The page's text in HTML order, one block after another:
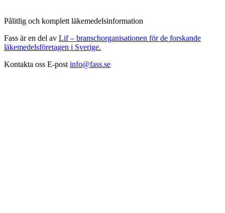
Pålitlig och komplett läkemedelsinformation
Fass är en del av Lif – branschorganisationen för de forskande
läkemedelsföretagen i Sverige.
Kontakta oss E-post info@fass.se